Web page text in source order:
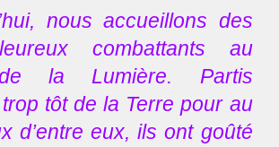
nous accueillons des
combattants au
la Lumière. Partis
tôt de la Terre pour au
d’entre eux, ils ont goûté